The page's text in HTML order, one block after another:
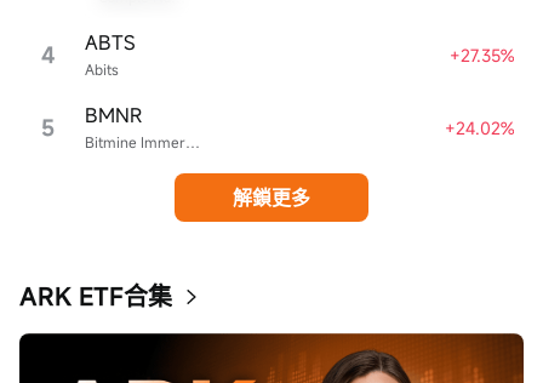
4 Abits
ABTS +27.35%
5 Bitmine Immersion Technologies
BMNR +24.02%
解鎖更多
ARK ETF合集